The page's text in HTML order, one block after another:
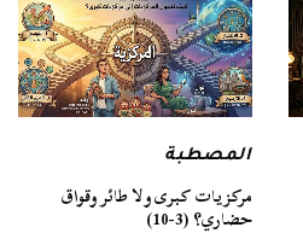
المصطبة
مركزيات كبرى ولا طائر وقواق
حضاري؟ (3-10)